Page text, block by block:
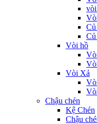
Củ
Củ
Vòi hồ
Vòi Xả
Chậu chén
Kệ Chén
Chậu